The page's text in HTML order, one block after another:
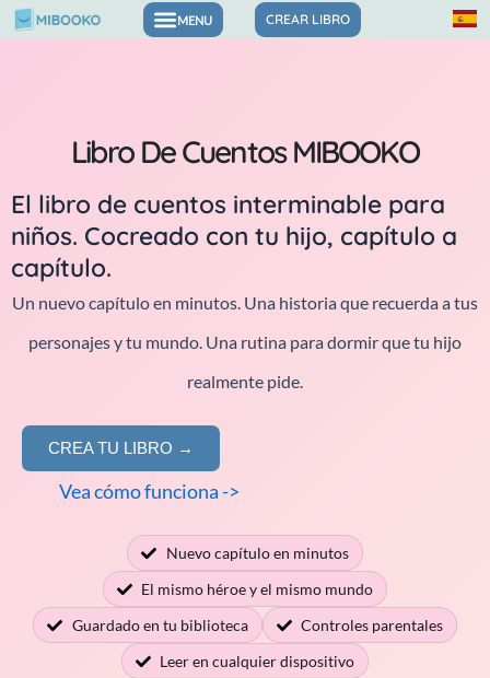
CREAR LIBRO
Libro De Cuentos MIBOOKO
El libro de cuentos interminable para
niños. Cocreado con tu hijo, capítulo a
capítulo.
Un nuevo capítulo en minutos. Una historia que recuerda a tus
personajes y tu mundo. Una rutina para dormir que tu hijo
realmente pide.
CREA TU LIBRO →
Vea cómo funciona ->
Nuevo capítulo en minutos
El mismo héroe y el mismo mundo
Guardado en tu biblioteca
Controles parentales
Leer en cualquier dispositivo